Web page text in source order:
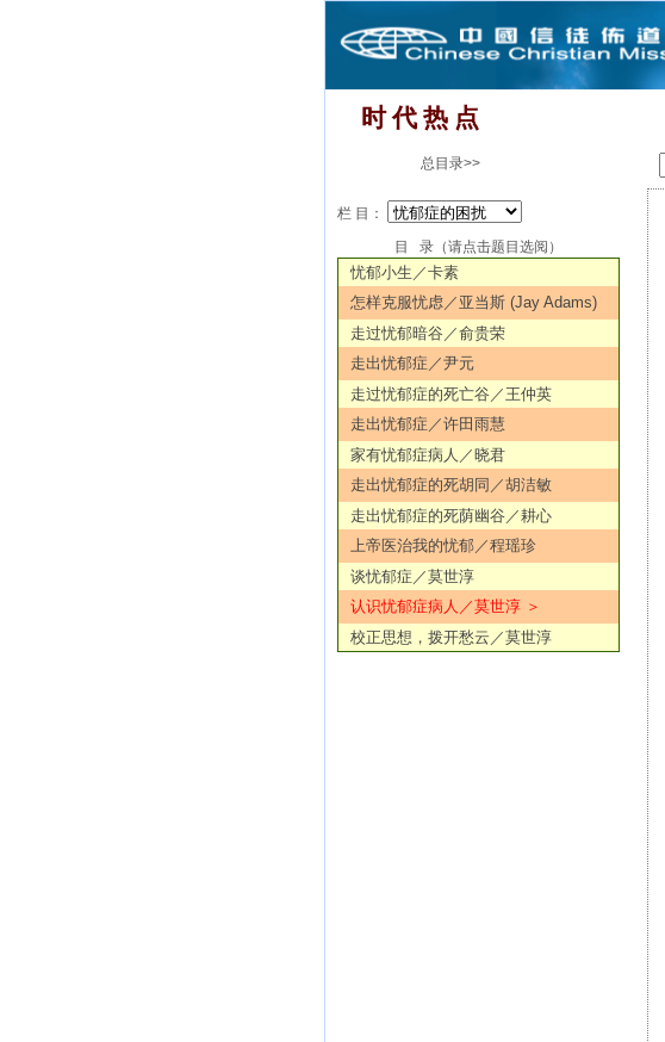
时 代 热 点
总目录>>
栏 目：
目 录（请点击题目选阅）
忧郁小生／卡素
怎样克服忧虑／亚当斯 (Jay Adams)
走过忧郁暗谷／俞贵荣
走出忧郁症／尹元
走过忧郁症的死亡谷／王仲英
走出忧郁症／许田雨慧
家有忧郁症病人／晓君
走出忧郁症的死胡同／胡洁敏
走出忧郁症的死荫幽谷／耕心
上帝医治我的忧郁／程瑶珍
谈忧郁症／莫世淳
认识忧郁症病人／莫世淳 ＞
校正思想，拨开愁云／莫世淳